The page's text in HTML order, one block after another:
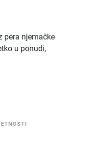
pera njemačke
u ponudi,